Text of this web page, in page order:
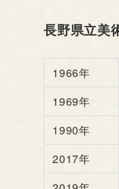
長野県立美
1966年
1969年
1990年
2017年